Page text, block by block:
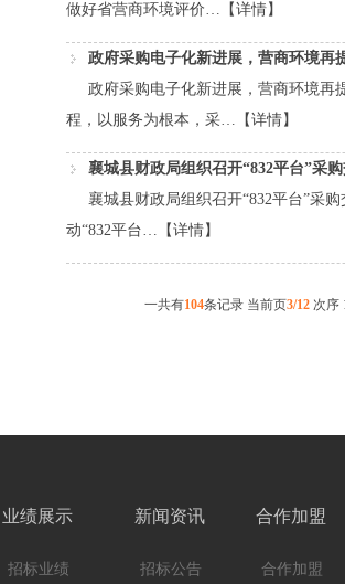
做好省营商环境评价… 【详情】
政府采购电子化新进展，营商环境再
政府采购电子化新进展，营商环境再
程，以服务为根本，采… 【详情】
襄城县财政局组织召开“832平台”采
襄城县财政局组织召开“832平台”采
动“832平台… 【详情】
一共有104条记录 当前页3/12次序
业绩展示
招标业绩
新闻资讯
招标公告
合作加盟
合作加盟